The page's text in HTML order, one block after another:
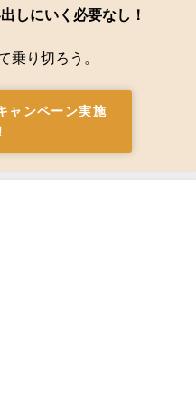
しにいく必要なし！
乗り切ろう。
ャンペーン実施